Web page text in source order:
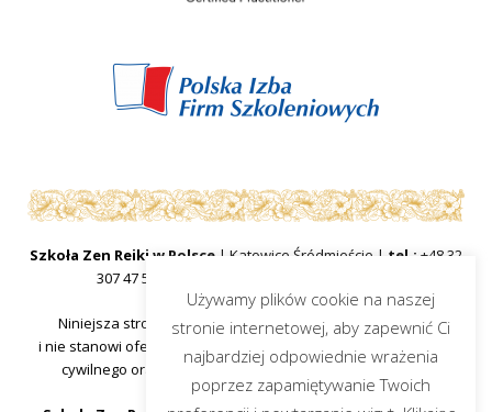
Szkoła Zen Reiki w Polsce | Katowice Śródmieście | tel.: +48 32
307 47 57
Niniejsza strona internetowa ma charakter informacyjny
i nie stanowi oferty handlowej w rozumieniu art.66 §1 kodeksu
cywilnego oraz innych właściwych przepisów prawnych.
Używamy plików cookie na naszej
stronie internetowej, aby zapewnić Ci
najbardziej odpowiednie wrażenia
poprzez zapamiętywanie Twoich